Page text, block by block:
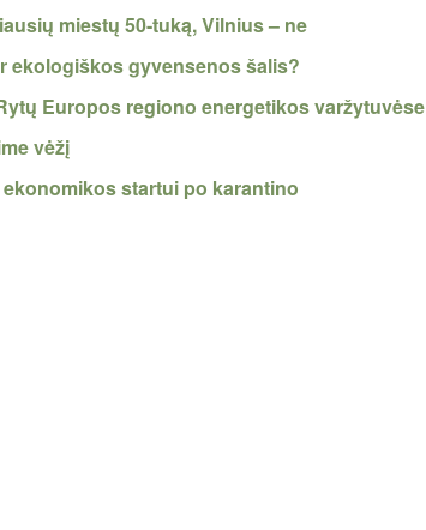
miestų 50-tuką, Vilnius – ne
ekologiškos gyvensenos šalis?
Europos regiono energetikos varžytuvėse
vėžį
startui po karantino